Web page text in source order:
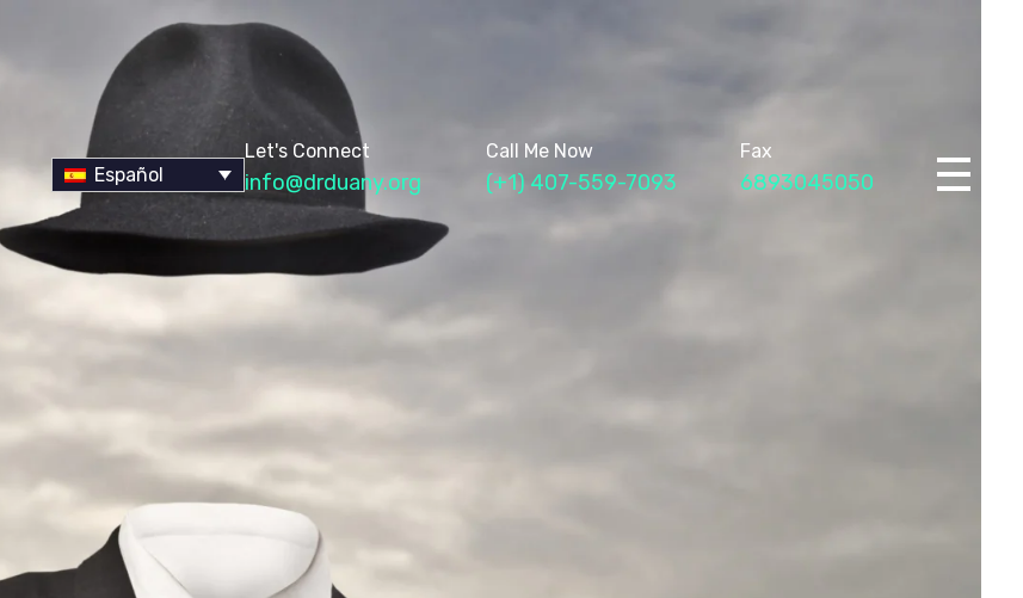
Español
Let's Connect
info@drduany.org
Call Me Now
(+1) 407-559-7093
Fax
6893045050